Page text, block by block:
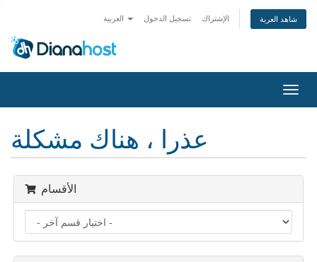
تسجيل الدخول الإشتراك شاهد العربة
تبديل
التنقل
عذرا ، هناك مشكلة
الأقسام